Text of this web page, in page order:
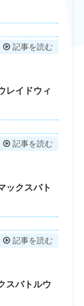
記事を読む
レイドウィ
記事を読む
ックスバト
記事を読む
スバトルウ